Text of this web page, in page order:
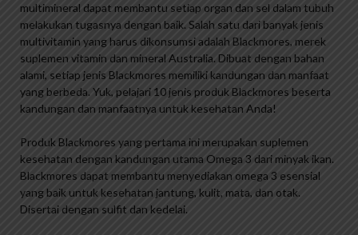
multimineral dapat membantu setiap organ dan sel dalam tubuh
melakukan tugasnya dengan baik. Salah satu dari banyak jenis
multivitamin yang harus dikonsumsi adalah Blackmores, merek
suplemen vitamin dan mineral Australia. Dibuat dengan bahan
alami, setiap jenis Blackmores memiliki kandungan dan manfaat
yang berbeda. Yuk, pelajari 10 jenis produk Blackmores beserta
kandungan dan manfaatnya untuk kesehatan Anda!
Produk Blackmores yang pertama ini merupakan suplemen
kesehatan dengan kandungan utama Omega 3 dari minyak ikan.
Blackmores dapat membantu menyediakan omega 3 esensial
yang baik untuk kesehatan jantung, kulit, mata, dan otak.
Disertai dengan sulfit dan kedelai.